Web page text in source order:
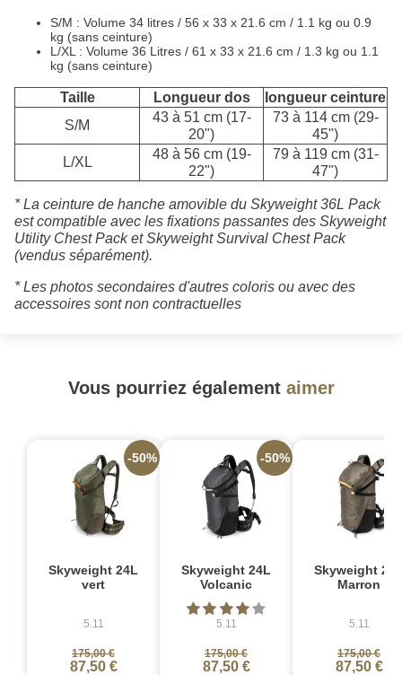
S/M : Volume 34 litres / 56 x 33 x 21.6 cm / 1.1 kg ou 0.9
kg (sans ceinture)
L/XL : Volume 36 Litres / 61 x 33 x 21.6 cm / 1.3 kg ou 1.1
kg (sans ceinture)
Taille Longueur dos
longueur ceinture
S/M
43 à 51 cm (17-
20")
73 à 114 cm (29-
45")
L/XL
48 à 56 cm (19-
22")
79 à 119 cm (31-
47")
* La ceinture de hanche amovible du Skyweight 36L Pack
est compatible avec les fixations passantes des Skyweight
Utility Chest Pack et Skyweight Survival Chest Pack
(vendus séparément).
* Les photos secondaires d'autres coloris ou avec des
accessoires sont non contractuelles
Vous pourriez également aimer
Skyweight 24L
vert
5.11
175,00 €
87,50 €
-50%
Skyweight 24L
Volcanic
5.11
175,00 €
87,50 €
-50%
Skyweight
Marron
5.11
175,00 €
87,50 €